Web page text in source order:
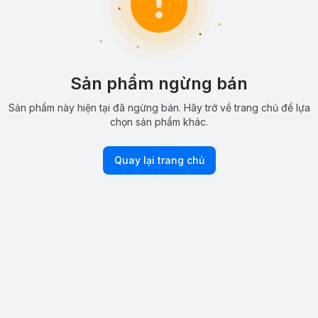
Sản phẩm ngừng bán
Sản phẩm này hiện tại đã ngừng bán. Hãy trở về trang chủ để lựa
chọn sản phẩm khác.
Quay lại trang chủ